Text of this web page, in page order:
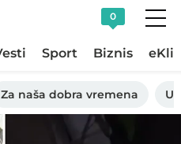
0
Sport Biznis
Za naša dobra vremena